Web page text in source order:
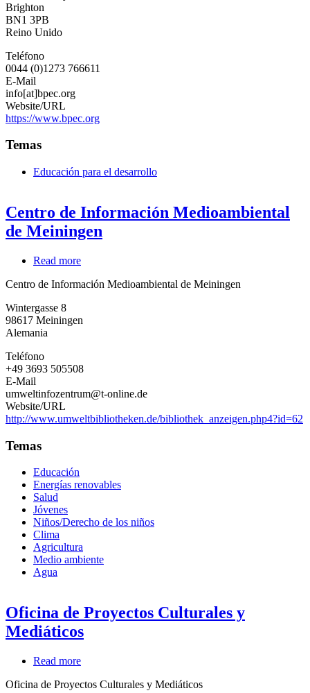
Brighton
BN1 3PB
Reino Unido
Teléfono
0044 (0)1273 766611
E-Mail
info[at]bpec.org
Website/URL
https://www.bpec.org
Temas
Educación para el desarrollo
Centro de Información Medioambiental
de Meiningen
Read more
de
de
Centro de Información Medioambiental de Meiningen
Wintergasse 8
98617 Meiningen
Alemania
Teléfono
+49 3693 505508
E-Mail
umweltinfozentrum@t-online.de
Website/URL
http://www.umweltbibliotheken.de/bibliothek_anzeigen.php4?id=62
Temas
Educación
Energías renovables
Salud
Jóvenes
Niños/Derecho de los niños
Clima
Agricultura
Medio ambiente
Agua
Oficina de Proyectos Culturales y
Mediáticos
Read more
de
Oficina de Proyectos Culturales y Mediáticos